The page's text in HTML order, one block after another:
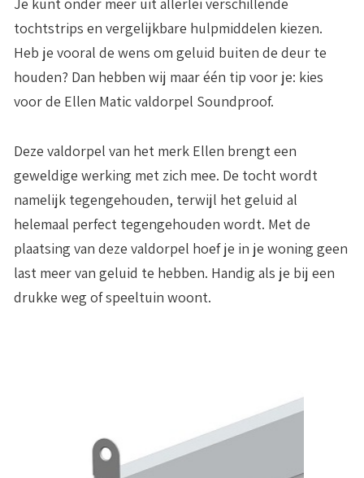
tochtstrips en vergelijkbare hulpmiddelen kiezen.
Heb je vooral de wens om geluid buiten de deur te
houden? Dan hebben wij maar één tip voor je: kies
voor de Ellen Matic valdorpel Soundproof.
Deze valdorpel van het merk Ellen brengt een
geweldige werking met zich mee. De tocht wordt
namelijk tegengehouden, terwijl hetgeluid al
helemaal perfect tegengehouden wordt. Met de
plaatsing van deze valdorpel hoef je in je woning geen
last meer van geluid te hebben. Handig als je bij een
drukke weg of speeltuin woont.